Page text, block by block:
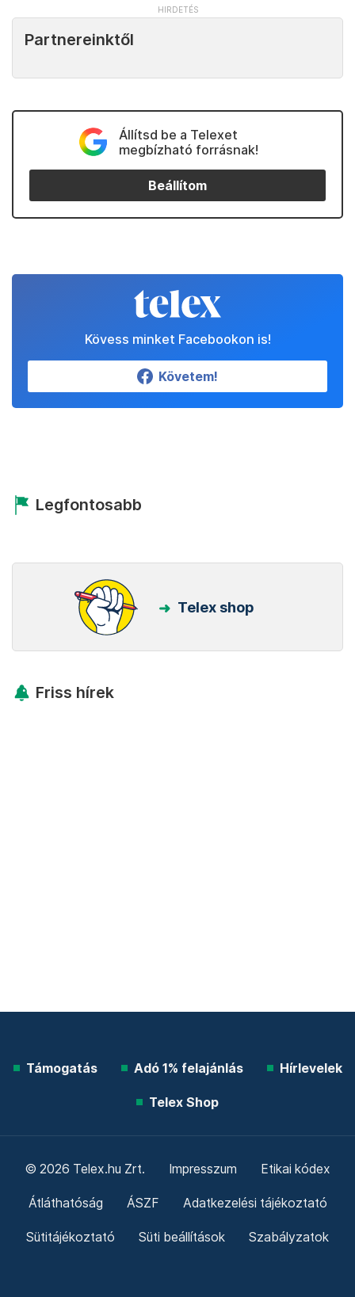
Partnereinktől
Állítsd be a Telexet
megbízható forrásnak!
Beállítom
Kövess minket Facebookon is!
Követem!
Legfontosabb
Telex shop
Friss hírek
Támogatás Adó 1% felajánlás Hírlevelek
Telex Shop
© 2026 Telex.hu Zrt. Impresszum Etikai kódex
Átláthatóság ÁSZF Adatkezelési tájékoztató
Sütitájékoztató Süti beállítások Szabályzatok